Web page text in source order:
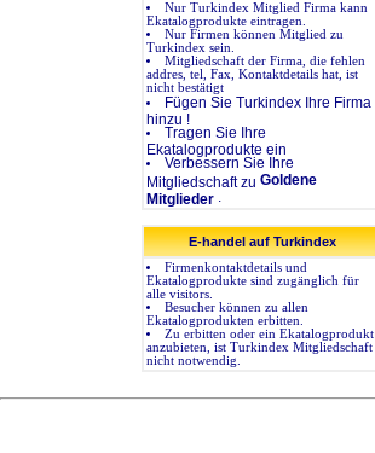
Nur Turkindex Mitglied Firma kann
Ekatalogprodukte eintragen.
Nur Firmen können Mitglied zu
Turkindex sein.
Mitgliedschaft der Firma, die fehlen
addres, tel, Fax, Kontaktdetails hat, ist
nicht bestätigt
Fügen Sie Turkindex Ihre Firma
hinzu !
Tragen Sie Ihre
Ekatalogprodukte ein
Verbessern Sie Ihre
Mitgliedschaft zu Goldene
Mitglieder .
E-handel auf Turkindex
Firmenkontaktdetails und
Ekatalogprodukte sind zugänglich für
alle visitors.
Besucher können zu allen
Ekatalogprodukten erbitten.
Zu erbitten oder ein Ekatalogprodukt
anzubieten, ist Turkindex Mitgliedschaft
nicht notwendig.